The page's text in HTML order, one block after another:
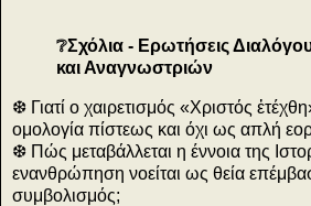
❔Σχόλια - Ερωτήσεις
και Αναγνωστριών
❆ Γιατί ο χαιρετισμός «Χριστός
ομολογία πίστεως και όχι ως απλή
❆ Πώς μεταβάλλεται η έννοια της
ενανθρώπηση νοείται ως θεία
συμβολισμός;